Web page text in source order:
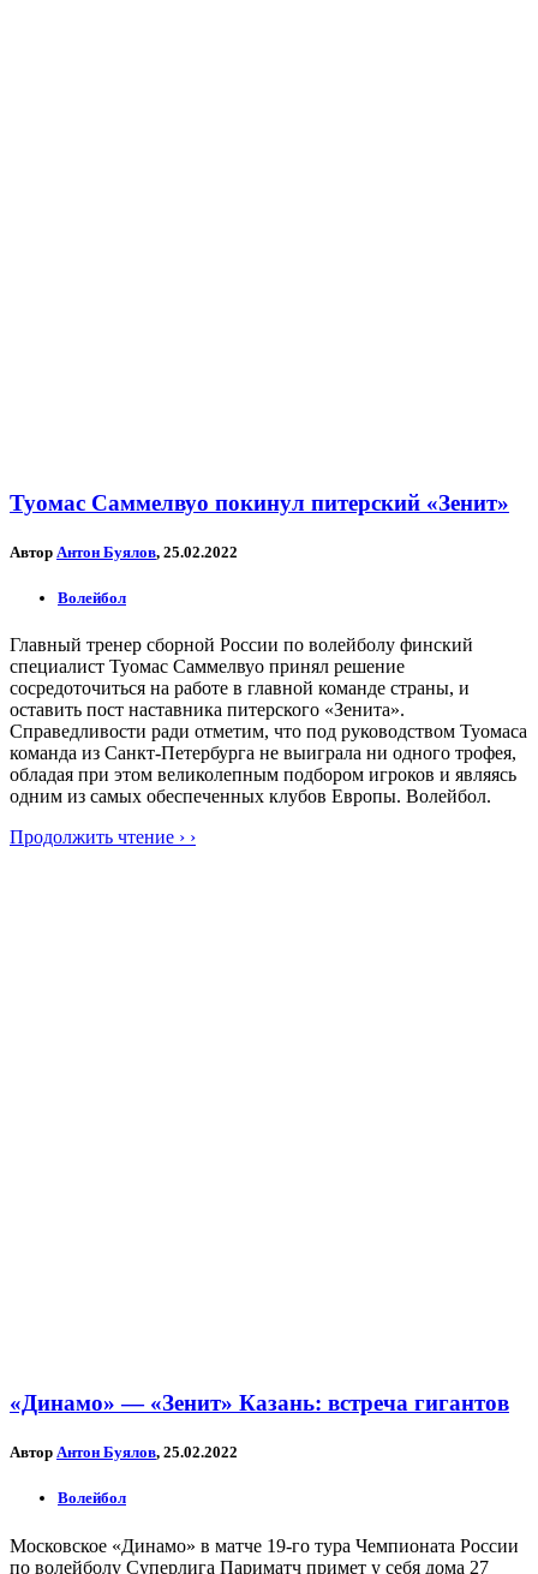
Туомас Саммелвуо покинул питерский «Зенит»
Автор Антон Буялов, 25.02.2022
Волейбол
Главный тренер сборной России по волейболу финский
специалист Туомас Саммелвуо принял решение
сосредоточиться на работе в главной команде страны, и
оставить пост наставника питерского «Зенита».
Справедливости ради отметим, что под руководством Туомаса
команда из Санкт-Петербурга не выиграла ни одного трофея,
обладая при этом великолепным подбором игроков и являясь
одним из самых обеспеченных клубов Европы. Волейбол.
Продолжить чтение › ›
«Динамо» — «Зенит» Казань: встреча гигантов
Автор Антон Буялов, 25.02.2022
Волейбол
Московское «Динамо» в матче 19-го тура Чемпионата России
по волейболу Суперлига Париматч примет у себя дома 27